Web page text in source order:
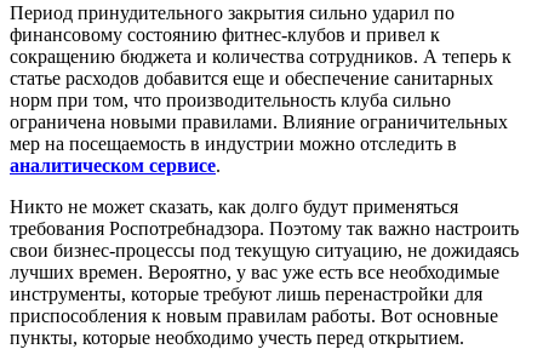
Период принудительного закрытия сильно ударил по
финансовому состоянию фитнес-клубов и привел к
сокращению бюджета и количества сотрудников. А теперь к
статье расходов добавится еще и обеспечение санитарных
норм при том, что производительность клуба сильно
ограничена новыми правилами. Влияние ограничительных
мер на посещаемость в индустрии можно отследить в
аналитическом сервисе.
Никто не может сказать, как долго будут применяться
требования Роспотребнадзора. Поэтому так важно настроить
свои бизнес-процессы под текущую ситуацию, не дожидаясь
лучших времен. Вероятно, у вас уже есть все необходимые
инструменты, которые требуют лишь перенастройки для
приспособления к новым правилам работы. Вот основные
пункты, которые необходимо учесть перед открытием.